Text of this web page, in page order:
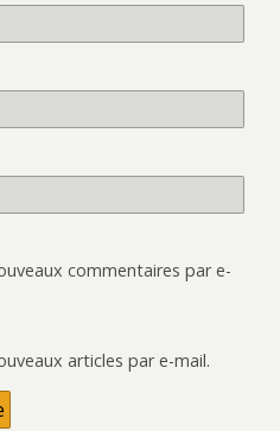
commentaires par e-
articles par e-mail.